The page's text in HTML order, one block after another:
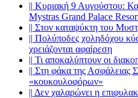
|| Κυριακή 9 Αυγούστου:
Mystras Grand Palace
|| Στον καταψύκτη του
|| Πολύποδες χοληδόχου
χρειάζονται αφαίρεση
|| Τι αποκαλύπτουν οι
|| Στη φάκα της Ασφάλειας
«κουκουλοφόρων»
|| Δεν χαλαρώνει η